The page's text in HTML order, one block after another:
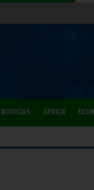
NOTICIAS ÁFRICA